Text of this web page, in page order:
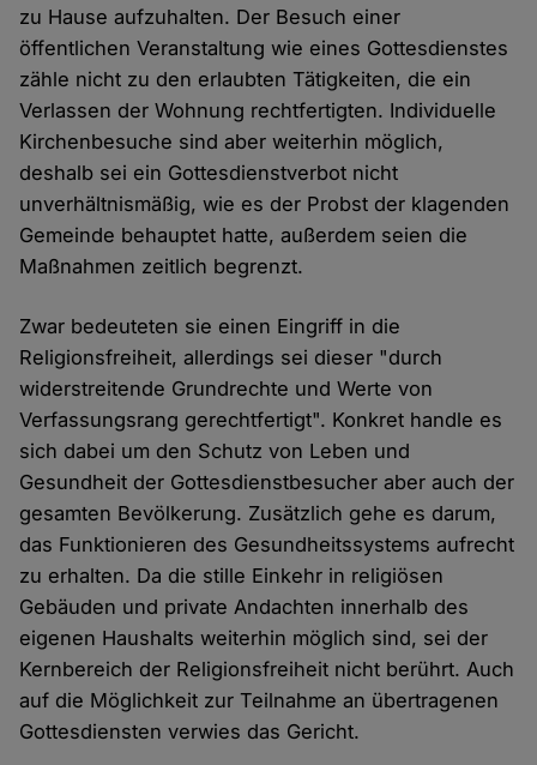
zu Hause aufzuhalten. Der Besuch einer
öffentlichen Veranstaltung wie eines Gottesdienstes
zähle nicht zu den erlaubten Tätigkeiten, die ein
Verlassen der Wohnung rechtfertigten. Individuelle
Kirchenbesuche sind aber weiterhin möglich,
deshalb sei ein Gottesdienstverbot nicht
unverhältnismäßig, wie es der Probst der klagenden
Gemeinde behauptet hatte, außerdem seien die
Maßnahmen zeitlich begrenzt.
Zwar bedeuteten sie einen Eingriff in die
Religionsfreiheit, allerdings sei dieser "durch
widerstreitende Grundrechte und Werte von
Verfassungsrang gerechtfertigt". Konkret handle es
sich dabei um den Schutz von Leben und
Gesundheit der Gottesdienstbesucher aber auch der
gesamten Bevölkerung. Zusätzlich gehe es darum,
das Funktionieren des Gesundheitssystems aufrecht
zu erhalten. Da die stille Einkehr in religiösen
Gebäuden und private Andachten innerhalb des
eigenen Haushalts weiterhin möglich sind, sei der
Kernbereich der Religionsfreiheit nicht berührt. Auch
auf die Möglichkeit zur Teilnahme an übertragenen
Gottesdiensten verwies das Gericht.